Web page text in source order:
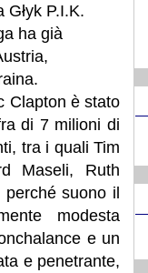
P.I.K.
ha già
Clapton è stato
di 7 milioni di
tra i quali Tim
Maseli, Ruth
suono il
modesta
e un
e penetrante,